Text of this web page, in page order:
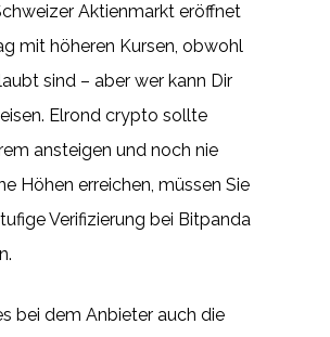
Aktienmarkt eröffnet
mit höheren Kursen, obwohl
sind – aber wer kann Dir
Elrond crypto sollte
ansteigen und noch nie
Höhen erreichen, müssen Sie
Verifizierung bei Bitpanda
bei dem Anbieter auch die